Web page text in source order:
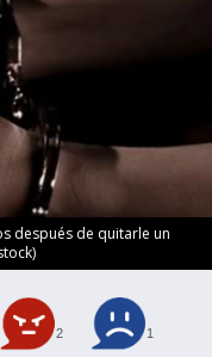
después de quitarle un
2 1